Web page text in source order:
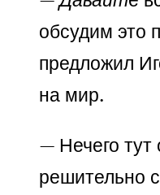
обсудим это
предложил
на мир.
— Нечего
решительно